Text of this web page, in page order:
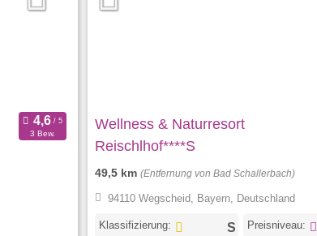
3 Bew.
Wellness & Naturresort
Reischlhof****S
49,5 km (Entfernung von Bad Schallerbach)
94110 Wegscheid, Bayern, Deutschland
Klassifizierung: Preisniveau: